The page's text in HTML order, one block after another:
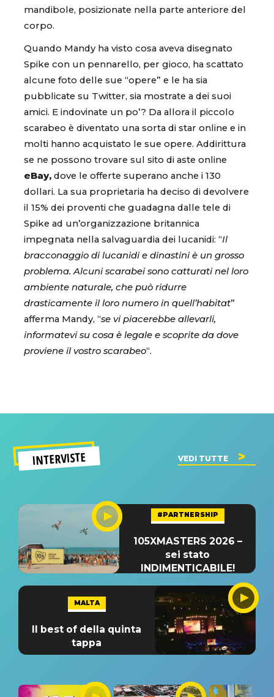
mandibole, posizionate nella parte anteriore del
corpo.
Quando Mandy ha visto cosa aveva disegnato
Spike con un pennarello, per gioco, ha scattato
alcune foto delle sue “opere” e le ha sia
pubblicate su Twitter, sia mostrate a dei suoi
amici. E indovinate un po’? Da allora il piccolo
scarabeo è diventato una sorta di star online e in
molti hanno acquistato le sue opere. Addirittura
se ne possono trovare sul sito di aste online
eBay, dove le offerte superano anche i 130
dollari. La sua proprietaria ha deciso di devolvere
il 15% dei proventi che guadagna dalle tele di
Spike ad un’organizzazione britannica
impegnata nella salvaguardia dei lucanidi: “Il
bracconaggio di lucanidi e dinastini è un grosso
problema. Alcuni scarabei sono catturati nel loro
ambiente naturale, che può ridurre
drasticamente il loro numero in quell’habitat”
afferma Mandy, “se vi piacerebbe allevarli,
informatevi su cosa è legale e scoprite da dove
proviene il vostro scarabeo“.
INTERVISTE VEDI TUTTE
#PARTNERSHIP
105XMASTERS 2026 –
sei stato
INDIMENTICABILE!
MALTA
Il best of della quinta
tappa